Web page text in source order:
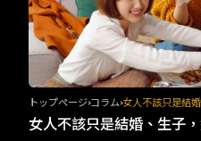
ファンイベント
TW EN JP KR
トップページ コラム 女人不該只是結
女人不該只是結婚、生子